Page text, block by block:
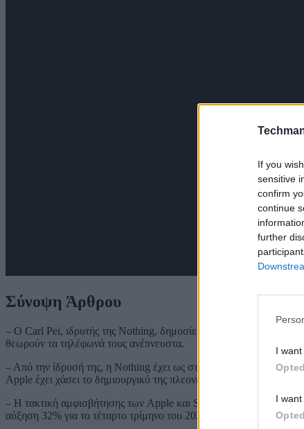
If you
sensitive
confirm
continue
further
I
I
Σύνοψη Άρθρου
– Ο Carl Pei, ιδρυτής της Nothing, δημοσίευσε ένα βίντεο
θεωρούν τα τηλέφωνά τους ανέπνευστα.
– Από την ίδρυσή της, η Nothing έχει ως στόχο να αποτελέσει
Apple έχει χάσει το δημιουργικό της πλεονέκτημα.
– Η τακτική αμφισβήτησης των Apple και Samsung φαίνεται να
αύξηση 32% για το τέταρτο τρίμηνο του 2025. Η εταιρεία